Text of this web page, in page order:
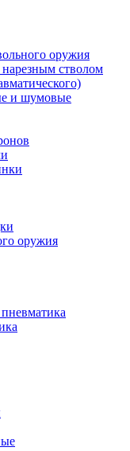
оружия
стволом
и шумовые
оружия